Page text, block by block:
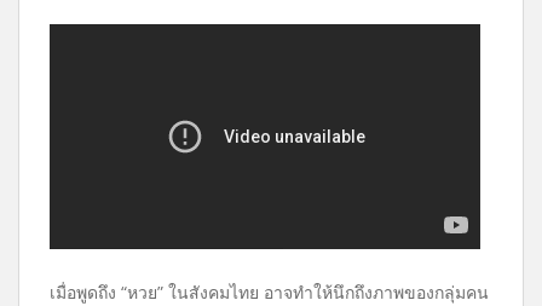
เมื่อพูดถึง “หวย” ในสังคมไทย อาจทำให้นึกถึงภาพของกลุ่มคน